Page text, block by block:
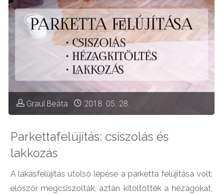
Graul Beáta 2018. 05. 28.
Parkettafelújítás: csiszolás és
lakkozás
A lakásfelújítás utolsó lépése a parketta felújítása volt:
először megcsiszolták, aztán kitöltötték a hézagokat,